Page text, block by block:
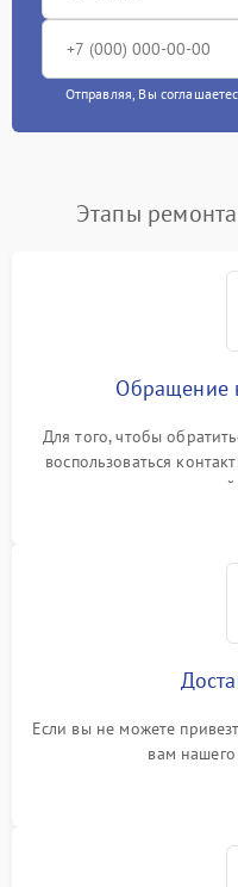
Отправляя, Вы
Этапы
Обращение
Для того, чтобы
воспользоваться
или оставить
Если вы не можете
вам нашего